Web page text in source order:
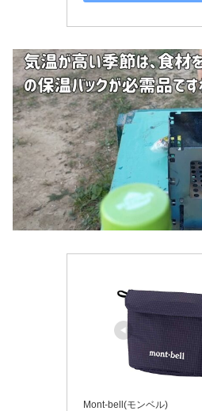
Mont-bell(モンベル)